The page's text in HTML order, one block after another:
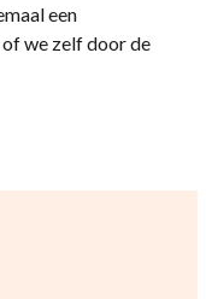
een
we zelf door de